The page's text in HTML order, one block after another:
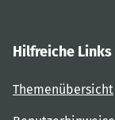
Hilfreiche Links
Themenübersicht